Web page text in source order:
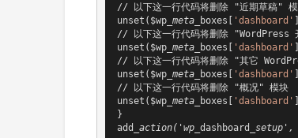
// 以下这一行代码将删除 "近期草稿"
unset($wp_meta_ boxes[ 'dashboard'
// 以下这一行代码将删除 "WordPress
unset($wp_meta_ boxes[ 'dashboard'
// 以下这一行代码将删除 "其它
unset($wp_meta_ boxes[ 'dashboard'
// 以下这一行代码将删除 "概况" 模块
unset($wp_meta_ boxes[ 'dashboard'
}
add
_action('wp_ dashboard _setup',